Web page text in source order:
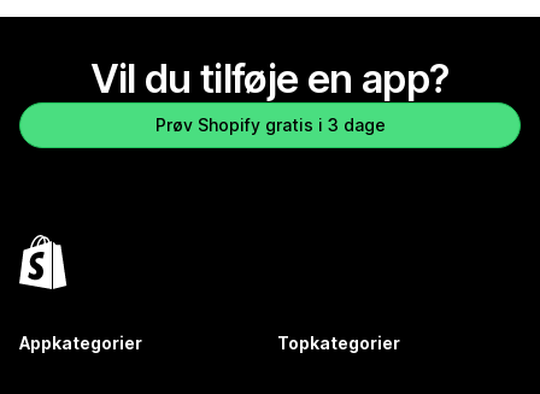
Vil du tilføje en app?
Prøv Shopify gratis i 3 dage
Appkategorier Topkategorier